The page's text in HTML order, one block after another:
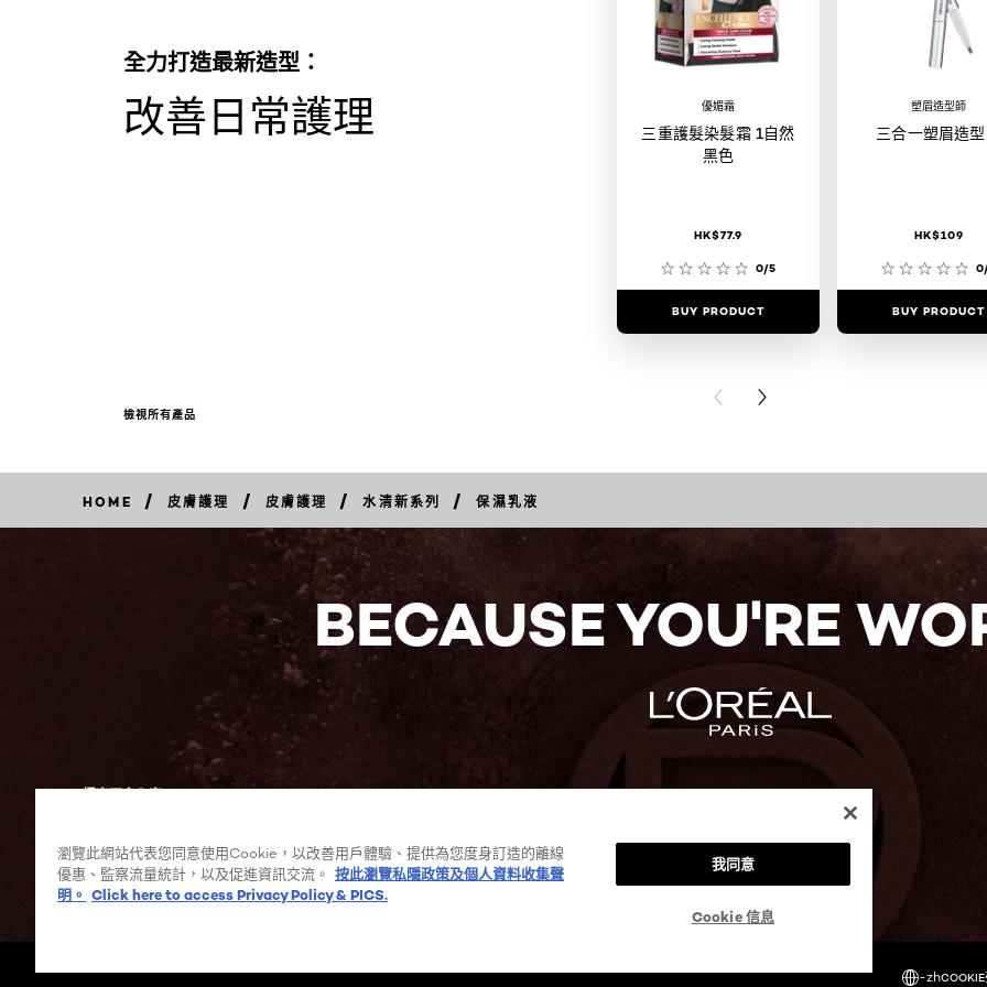
改善日常護理
全力打造最新造型：
優媚霜
三重護髮染髮霜 1自然
黑色
HK$77.9
0/5
BUY PRODUCT
塑眉造型師
三合一塑眉造
HK$109
BUY PRODUCT
PREVIOUS CARD
NEXT CARD
檢視所有產品
HOME / 皮膚護理 / 皮膚護理 / 水清新系列 / 保濕乳液
BECAUSE YOU'RE
Facebook
YouTube
-zhCOOKIE
瀏覽此網站代表您同意使用Cookie，以改善用戶體驗、提供為您度身訂造的離線
優惠、監察流量統計，以及促進資訊交流。 按此瀏覽私隱政策及個人資料收集聲
明。 Click here to access Privacy Policy & PICS.
我同意
Cookie 信息